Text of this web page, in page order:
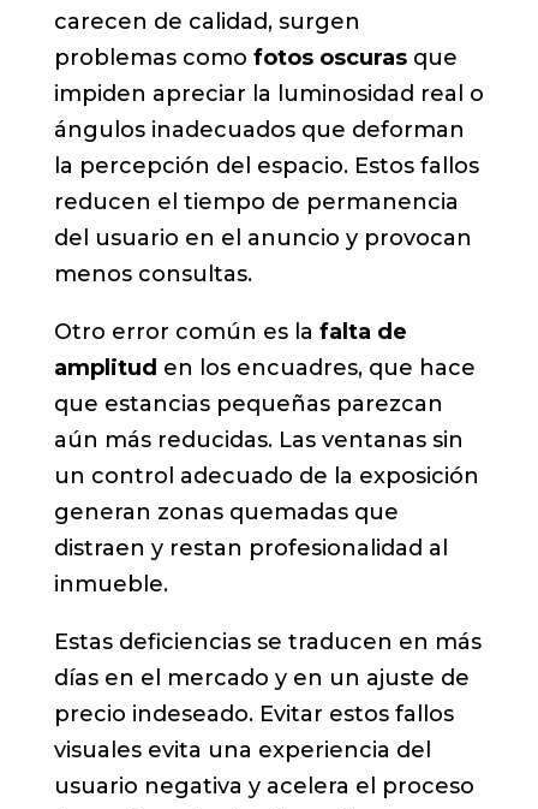
carecen de calidad, surgen
problemas como fotos oscurasque
impiden apreciar la luminosidad real o
ángulos inadecuados que deforman
la percepción del espacio. Estos fallos
reducen el tiempo de permanencia
del usuario en el anuncio y provocan
menos consultas.
Otro error común es la falta de
amplitud en los encuadres, que hace
que estancias pequeñas parezcan
aún más reducidas. Las ventanas sin
un control adecuado de la exposición
generan zonas quemadas que
distraen y restan profesionalidad al
inmueble.
Estas deficiencias se traducen en más
días en el mercado y en un ajuste de
precio indeseado. Evitar estos fallos
visuales evita una experiencia del
usuario negativa y acelera el proceso